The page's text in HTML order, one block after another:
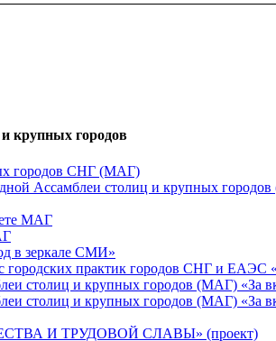
крупных городов
городов СНГ (МАГ)
Ассамблеи столиц и крупных
МАГ
в зеркале СМИ»
практик городов СНГ и ЕАЭС
столиц и крупных городов (МАГ) «За
столиц и крупных городов (МАГ) «За
И ТРУДОВОЙ СЛАВЫ» (проект)